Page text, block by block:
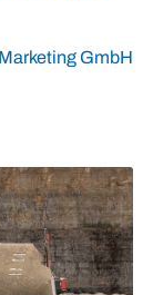
GmbH